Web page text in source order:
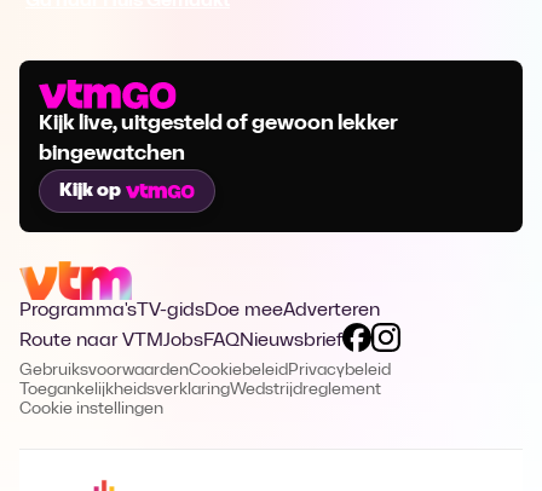
Kijk live, uitgesteld of gewoon lekker
bingewatchen
Kijk op
Programma's TV-gidsDoe meeAdverteren
Route naar VTMJobsFAQNieuwsbrief
GebruiksvoorwaardenCookiebeleid Privacybeleid
ToegankelijkheidsverklaringWedstrijdreglement
Cookie instellingen